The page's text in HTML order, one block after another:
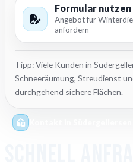
Formular nutzen
Angebot für
anfordern
Tipp: Viele Kunden in
Schneeräumung, Streudienst
durchgehend sichere Flächen.